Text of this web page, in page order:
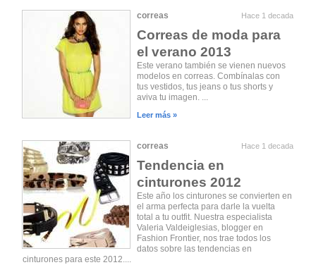
correas Hace 1 decada
Correas de moda para
el verano 2013
Este verano también se vienen nuevos
modelos en correas. Combínalas con
tus vestidos, tus jeans o tus shorts y
aviva tu imagen. ...
Leer más »
correas Hace 1 decada
Tendencia en
cinturones 2012
Este año los cinturones se convierten en
el arma perfecta para darle la vuelta
total a tu outfit. Nuestra especialista
Valeria Valdeiglesias, blogger en
Fashion Frontier, nos trae todos los
datos sobre las tendencias en
cinturones para este 2012....